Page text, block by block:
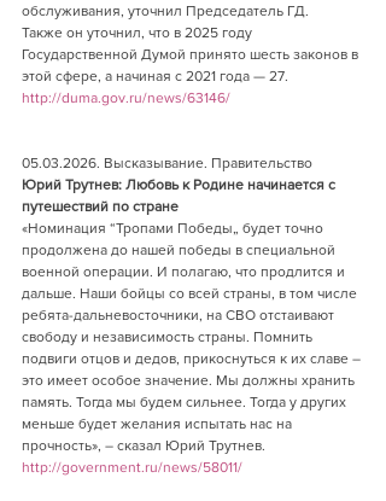
обслуживания, уточнил Председатель ГД.
Также он уточнил, что в 2025 году
Государственной Думой принято шесть законов в
этой сфере, а начиная с 2021 года — 27.
http://duma.gov.ru/news/63146/
05.03.2026. Высказывание. Правительство
Юрий Трутнев: Любовь к Родине начинается с
путешествий по стране
«Номинация “Тропами Победы„ будет точно
продолжена до нашей победы в специальной
военной операции. И полагаю, что продлится и
дальше. Наши бойцы со всей страны, в том числе
ребята-дальневосточники, на СВО отстаивают
свободу и независимость страны. Помнить
подвиги отцов и дедов, прикоснуться к их славе –
это имеет особое значение. Мы должны хранить
память. Тогда мы будем сильнее. Тогда у других
меньше будет желания испытать нас на
прочность», – сказал Юрий Трутнев.
http://government.ru/news/58011/